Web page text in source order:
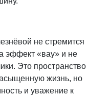
не стремится
эффект «вау» и не
Это пространство
жизнь, но
и уважение к